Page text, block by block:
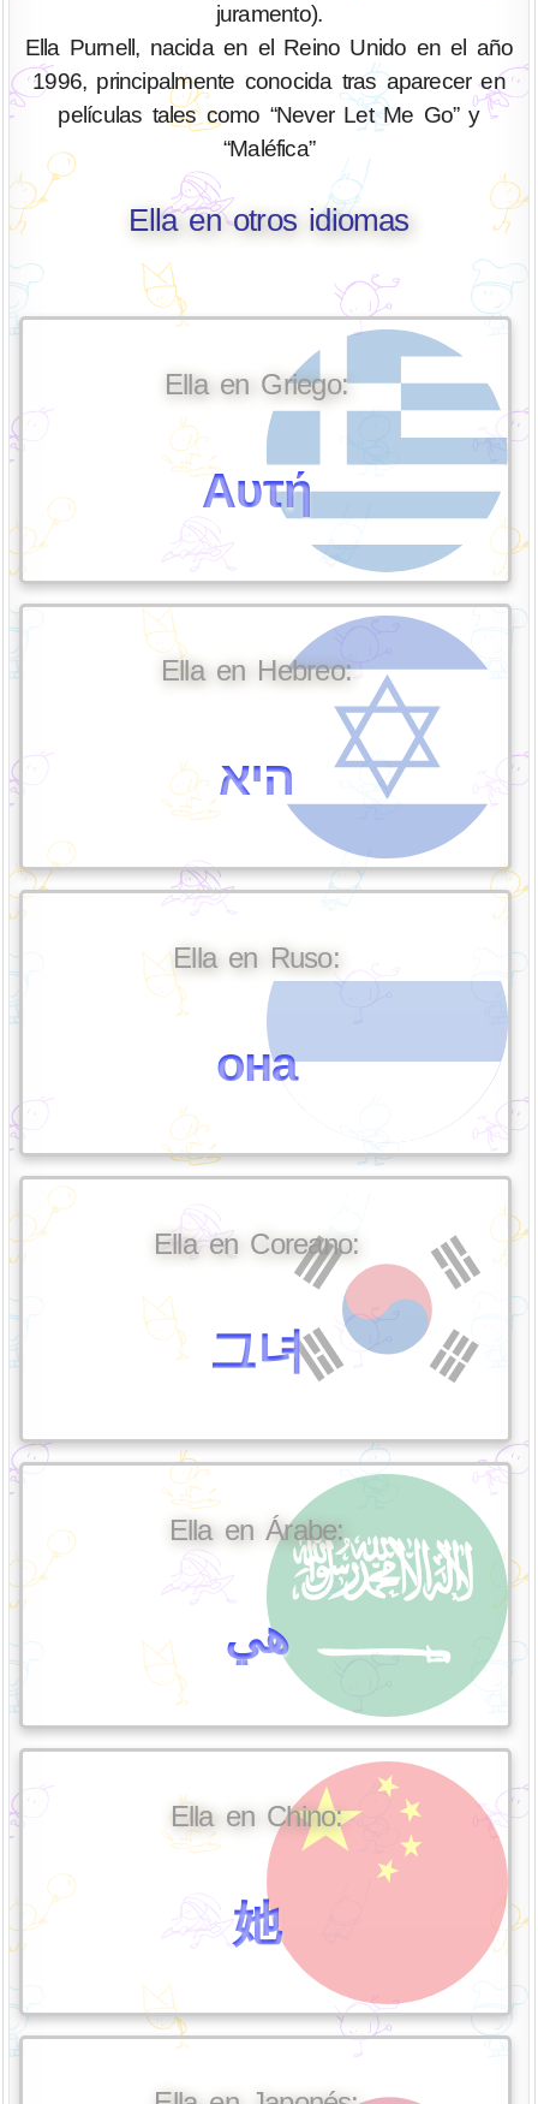
juramento).
Ella Purnell, nacida en el Reino Unido en el año
1996, principalmente conocida tras aparecer en
películas tales como “Never Let Me Go” y
“Maléfica”
Ella en otros idiomas
Ella en Griego:
Αυτή
Ella en Hebreo:
היא
Ella en Ruso:
она
Ella en Coreano:
그녀
Ella en Árabe:
هي
Ella en Chino:
她